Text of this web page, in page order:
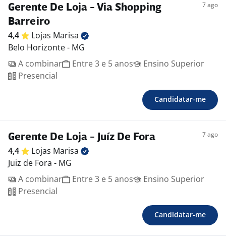
Gerente De Loja - Via Shopping
Barreiro
7 ago
4,4 Lojas Marisa
Belo Horizonte - MG
A combinar
Entre 3 e 5 anos
Ensino Superior
Presencial
Candidatar-me
Gerente De Loja - Juíz De Fora 7 ago
4,4 Lojas Marisa
Juiz de Fora - MG
A combinar
Entre 3 e 5 anos
Ensino Superior
Presencial
Candidatar-me